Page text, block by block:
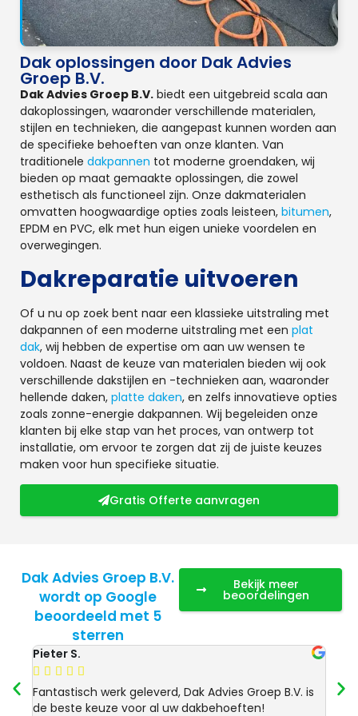
Dak oplossingen door Dak Advies
Groep B.V.
Dak Advies Groep B.V. biedt een uitgebreid scala aan
dakoplossingen, waaronder verschillende materialen,
stijlen en technieken, die aangepast kunnen worden aan
de specifieke behoeften van onze klanten. Van
traditionele dakpannen tot moderne groendaken, wij
bieden op maat gemaakte oplossingen, die zowel
esthetisch als functioneel zijn. Onze dakmaterialen
omvatten hoogwaardige opties zoals leisteen, bitumen,
EPDM en PVC, elk met hun eigen unieke voordelen en
overwegingen.
Dakreparatie uitvoeren
Of u nu op zoek bent naar een klassieke uitstraling met
dakpannen of een moderne uitstraling met een plat
dak, wij hebben de expertise om aan uw wensen te
voldoen. Naast de keuze van materialen bieden wij ook
verschillende dakstijlen en -technieken aan, waaronder
hellende daken, platte daken, en zelfs innovatieve opties
zoals zonne-energie dakpannen. Wij begeleiden onze
klanten bij elke stap van het proces, van ontwerp tot
installatie, om ervoor te zorgen dat zij de juiste keuzes
maken voor hun specifieke situatie.
Gratis Offerte aanvragen
Dak Advies Groep B.V.
wordt op Google
beoordeeld met 5
sterren
Bekijk meer
beoordelingen
Pieter S.
    
Fantastisch werk geleverd, Dak Advies Groep B.V. is
de beste keuze voor al uw dakbehoeften!